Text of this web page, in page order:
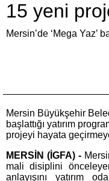
15 yeni
Mersin’de ‘Mega Yaz’
Mersin Büyükşehir
başlattığı yatırım
projeyi hayata
MERSİN (İGFA) -
mali disiplini
anlayışını yatırım